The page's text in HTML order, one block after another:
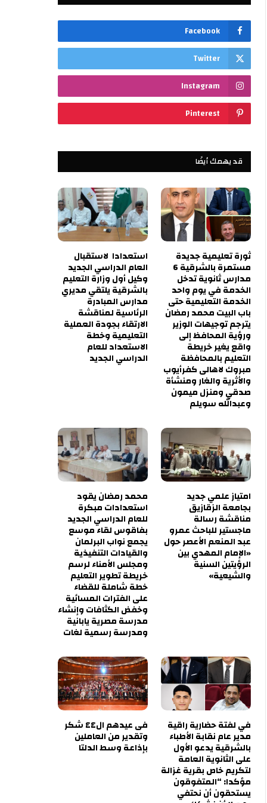
Facebook
Twitter
Instagram
Pinterest
قد يهمك أيضًا
ثورة تعليمية جديدة
مستمرة بالشرقية 6
مدارس ثانوية تدخل
الخدمة في يوم واحد
الخدمة التعليمية حتى
باب البيت محمد رمضان
يترجم توجيهات الوزير
ورؤية المحافظ إلى
واقع يغير خريطة
التعليم بالمحافظة
مبروك لاهالى كفرأيوب
والأثرية والغار ومنشأة
صدقي ومنزل ميمون
وعبدالله سويلم
استعدادا لاستقبال
العام الدراسي الجديد
وكيل أول وزارة التعليم
بالشرقية يلتقي مديري
مدارس المبادرة
الرئاسية لمناقشة
الارتقاء بجودة العملية
التعليمية وخطة
الاستعداد للعام
الدراسي الجديد
امتياز علمي جديد
بجامعة الزقازيق
مناقشة رسالة
ماجستير للباحث عمرو
عبد المنعم الأعصر حول
«الإمام المهدي بين
الرؤيتين السنية
والشيعية»
محمد رمضان يقود
استعدادات مبكرة
للعام الدراسي الجديد
بفاقوس لقاء موسع
يجمع نواب البرلمان
والقيادات التنفيذية
ومجلس الأمناء لرسم
خريطة تطوير التعليم
خطة شاملة للقضاء
على الفترات المسائية
وخفض الكثافات وإنشاء
مدرسة مصرية يابانية
ومدرسة رسمية لغات
في لفتة حضارية راقية
مدير عام نقابة الأطباء
بالشرقية يدعو الأول
على الثانوية العامة
لتكريم خاص بقرية غزالة
مؤكدا: “المتفوقون
يستحقون أن نحتفي
فى عيدهم ال٤٤ شكر
وتقدير من العاملين
بإذاعة وسط الدلتا